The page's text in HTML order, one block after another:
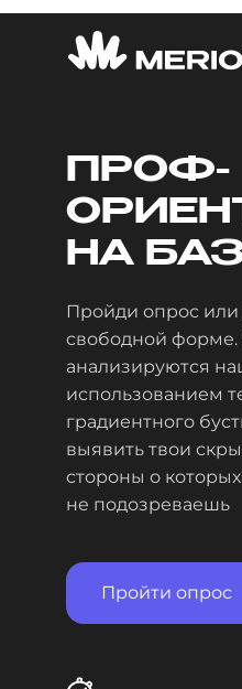
ПРОФ-
НА
Пройди опрос или
свободной форме.
анализируются
использованием
градиентного
выявить твои
стороны о
не подозреваешь
Пройти опрос